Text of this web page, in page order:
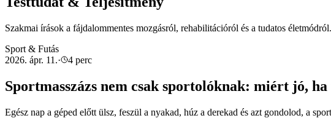
Szakmai írások a fájdalommentes mozgásról, rehabilitációról és a tudatos életmódról.
Sport & Futás
2026. ápr. 11.· 4 perc
Sportmasszázs nem csak sportolóknak: miért jó,
Egész nap a géped előtt ülsz, feszül a nyakad, húz a derekad és azt gondolod, a